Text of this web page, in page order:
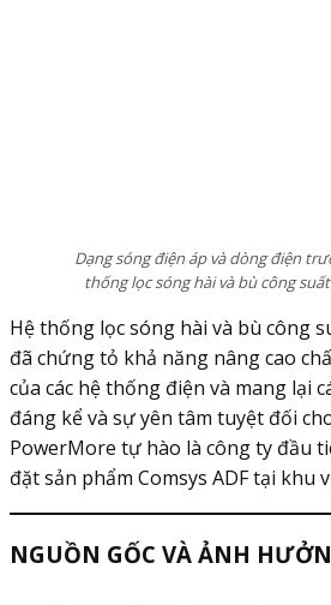
Dạng sóng điện áp và dòng điện
thống lọc sóng hài và bù công
Hệ thống lọc sóng hài và bù công
đã chứng tỏ khả năng nâng cao
của các hệ thống điện và mang lại
đáng kể và sự yên tâm tuyệt đối
PowerMore tự hào là công ty đầu
đặt sản phẩm Comsys ADF tại khu
NGUỒN GỐC VÀ ẢNH